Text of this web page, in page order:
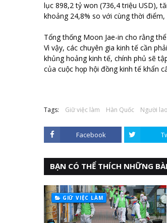
lục 898,2 tỷ won (736,4 triệu USD),
khoảng 24,8% so với cùng thời
Tổng thống Moon Jae-in cho rằng
Vì vậy, các chuyên gia kinh tế cần
khủng hoảng kinh tế, chính phủ sẽ
của cuộc họp hội đồng kinh tế khẩn
Tags: Giữ việc làm Hàn Quốc Người
Facebook
BẠN CÓ THỂ THÍCH NHỮNG
GIỮ VIỆC LÀM